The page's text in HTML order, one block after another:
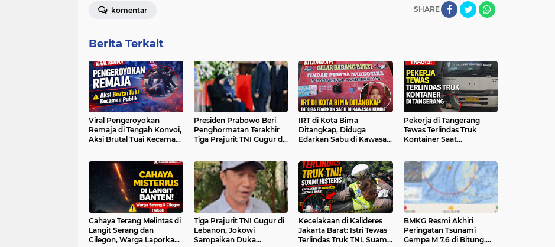
SHARE
komentar
Berita Terkait
Viral Pengeroyokan
Remaja di Tengah Konvoi,
Aksi Brutal Tuai Kecaman
Presiden Prabowo Beri
Penghormatan Terakhir
Tiga Prajurit TNI Gugur di
IRT di Kota Bima
Ditangkap, Diduga
Edarkan Sabu di Kawasan
Pekerja di Tangerang
Tewas Terlindas Truk
Kontainer Saat
Cahaya Terang Melintas di
Langit Serang dan
Cilegon, Warga Laporkan
Tiga Prajurit TNI Gugur di
Lebanon, Jokowi
Sampaikan Duka
Kecelakaan di Kalideres
Jakarta Barat: Istri Tewas
Terlindas Truk TNI, Suami
BMKG Resmi Akhiri
Peringatan Tsunami
Gempa M 7,6 di Bitung,